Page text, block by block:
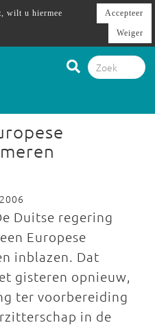
Duitse regering
Europese
inblazen. Dat
gisteren opnieuw,
ter voorbereiding
in de
wilt u hiermee
Accepteer
Weiger